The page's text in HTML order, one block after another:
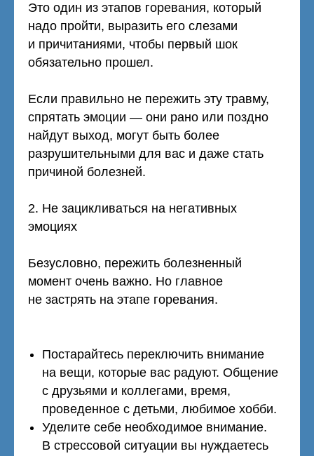
Это один из этапов горевания, который
надо пройти, выразить его слезами
и причитаниями, чтобы первый шок
обязательно прошел.
Если правильно не пережить эту травму,
спрятать эмоции — они рано или поздно
найдут выход, могут быть более
разрушительными для вас и даже стать
причиной болезней.
2. Не зацикливаться на негативных
эмоциях
Безусловно, пережить болезненный
момент очень важно. Но главное
не застрять на этапе горевания.
Постарайтесь переключить внимание
на вещи, которые вас радуют. Общение
с друзьями и коллегами, время,
проведенное с детьми, любимое хобби.
Уделите себе необходимое внимание.
В стрессовой ситуации вы нуждаетесь